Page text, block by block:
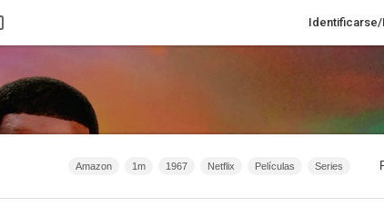
Series
Películas
Netflix
1967
1m
Amazon